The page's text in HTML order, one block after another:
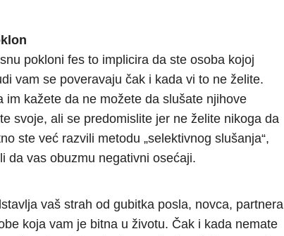
pokloni fes to implicira da ste osoba kojoj
vam se poveravaju čak i kada vi to ne želite.
im kažete da ne možete da slušate njihove
svoje, ali se predomislite jer ne želite nikoga da
ste već razvili metodu „selektivnog slušanja“,
da vas obuzmu negativni osećaji.
vaš strah od gubitka posla, novca, partnera
koja vam je bitna u životu. Čak i kada nemate